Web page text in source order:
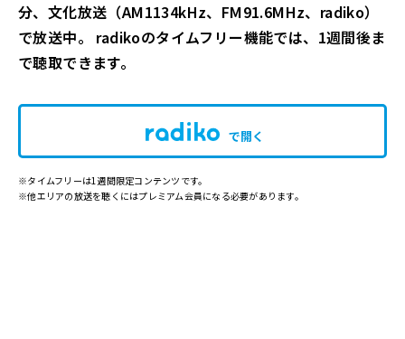
分、文化放送（AM1134kHz、FM91.6MHz、radiko）
で放送中。 radikoのタイムフリー機能では、1週間後ま
で聴取できます。
で開く
※タイムフリーは1週間限定コンテンツです。
※他エリアの放送を聴くにはプレミアム会員になる必要があります。